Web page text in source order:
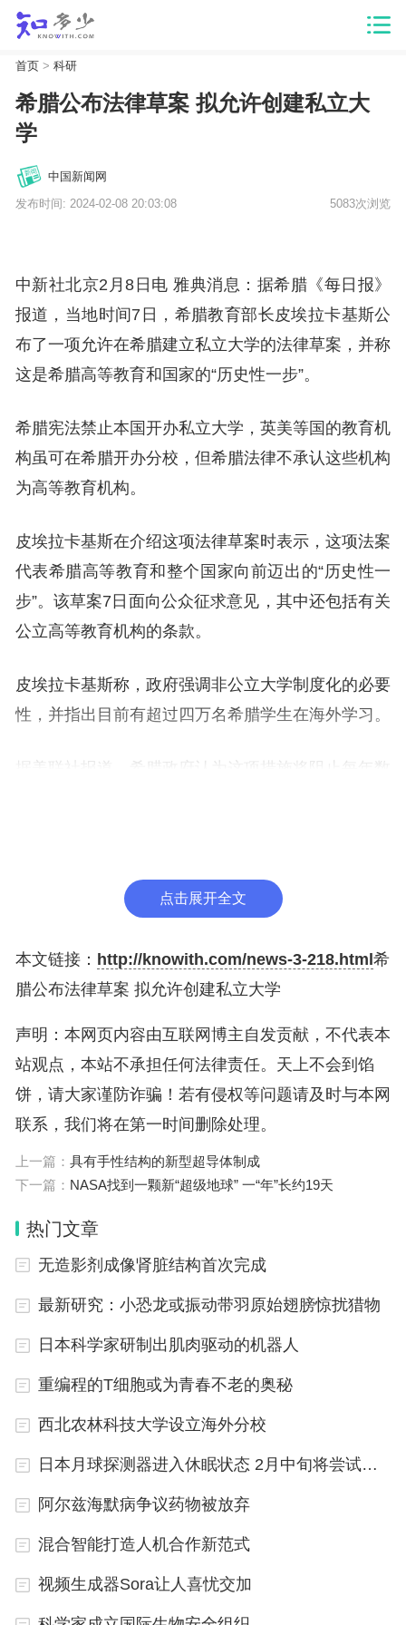
首页> 科研
希腊公布法律草案 拟允许创建私立大
学
中国新闻网
发布时间: 2024-02-08 20:03:08 5083次浏览
中新社北京2月8日电 雅典消息：据希腊《每日报》
报道，当地时间7日，希腊教育部长皮埃拉卡基斯公
布了一项允许在希腊建立私立大学的法律草案，并称
这是希腊高等教育和国家的“历史性一步”。
希腊宪法禁止本国开办私立大学，英美等国的教育机
构虽可在希腊开办分校，但希腊法律不承认这些机构
为高等教育机构。
皮埃拉卡基斯在介绍这项法律草案时表示，这项法案
代表希腊高等教育和整个国家向前迈出的“历史性一
步”。该草案7日面向公众征求意见，其中还包括有关
公立高等教育机构的条款。
皮埃拉卡基斯称，政府强调非公立大学制度化的必要
性，并指出目前有超过四万名希腊学生在海外学习。
据美联社报道，希腊政府认为这项措施将阻止每年数
据雅典通讯社报道，希腊政府发言人帕夫洛斯·马里
国家中最严格的，政府的目标是在本月底前对相关法
案进行投票。
点击展开全文
本文链接： http://knowith.com/news-3-218.html 希
腊公布法律草案 拟允许创建私立大学
声明：本网页内容由互联网博主自发贡献，不代表本
站观点，本站不承担任何法律责任。天上不会到馅
饼，请大家谨防诈骗！若有侵权等问题请及时与本网
联系，我们将在第一时间删除处理。
上一篇： 具有手性结构的新型超导体制成
下一篇： NASA找到一颗新“超级地球” 一“年”长约19天
热门文章
无造影剂成像肾脏结构首次完成
最新研究：小恐龙或振动带羽原始翅膀惊扰猎物
日本科学家研制出肌肉驱动的机器人
重编程的T细胞或为青春不老的奥秘
西北农林科技大学设立海外分校
日本月球探测器进入休眠状态 2月中旬将尝试重启
阿尔兹海默病争议药物被放弃
混合智能打造人机合作新范式
视频生成器Sora让人喜忧交加